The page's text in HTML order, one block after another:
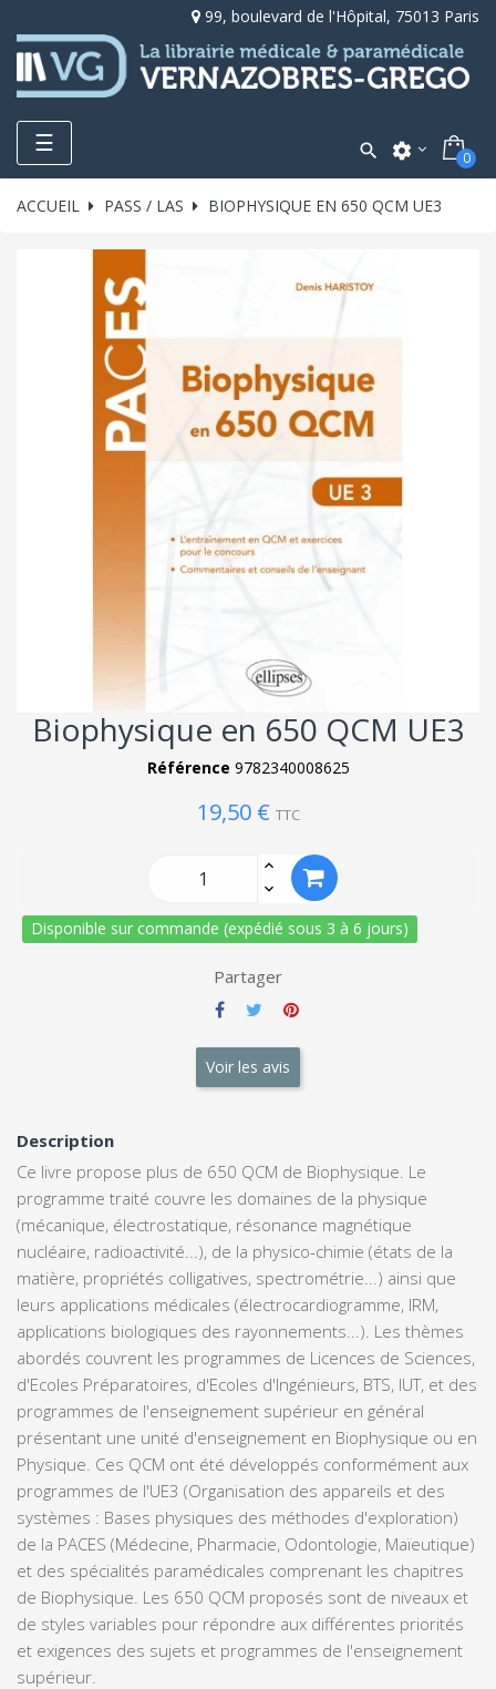
99, boulevard de l'Hôpital, 75013 Paris
Toggle
navigation
☰  settings 0
ACCUEIL PASS / LAS BIOPHYSIQUE EN 650 QCM UE3
Biophysique en 650 QCM UE3
Référence 9782340008625
19,50 € TTC
Disponible sur commande (expédié sous 3 à 6 jours)
Partager
Voir les avis
Description
Ce livre propose plus de 650 QCM de Biophysique. Le
programme traité couvre les domaines de la physique
(mécanique, électrostatique, résonance magnétique
nucléaire, radioactivité...), de la physico-chimie (états de la
matière, propriétés colligatives, spectrométrie...) ainsi que
leurs applications médicales (électrocardiogramme, IRM,
applications biologiques des rayonnements...). Les thèmes
abordés couvrent les programmes de Licences de Sciences,
d'Ecoles Préparatoires, d'Ecoles d'Ingénieurs, BTS, IUT, et des
programmes de l'enseignement supérieur en général
présentant une unité d'enseignement en Biophysique ou en
Physique. Ces QCM ont été développés conformément aux
programmes de l'UE3 (Organisation des appareils et des
systèmes : Bases physiques des méthodes d'exploration)
de la PACES (Médecine, Pharmacie, Odontologie, Maïeutique)
et des spécialités paramédicales comprenant les chapitres
de Biophysique. Les 650 QCM proposés sont de niveaux et
de styles variables pour répondre aux différentes priorités
et exigences des sujets et programmes de l'enseignement
supérieur.